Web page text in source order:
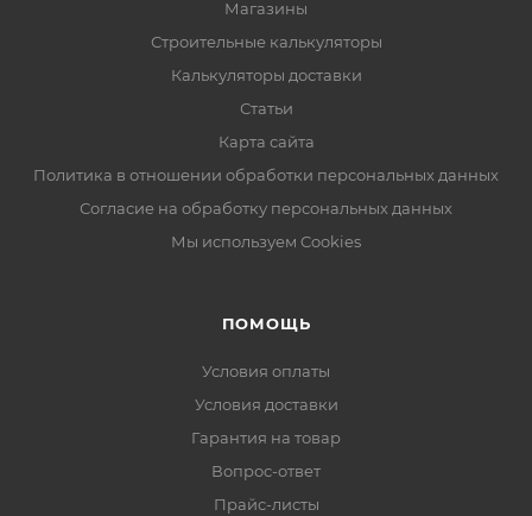
Магазины
Строительные калькуляторы
Калькуляторы доставки
Статьи
Карта сайта
Политика в отношении обработки персональных данных
Согласие на обработку персональных данных
Мы используем Cookies
ПОМОЩЬ
Условия оплаты
Условия доставки
Гарантия на товар
Вопрос-ответ
Прайс-листы